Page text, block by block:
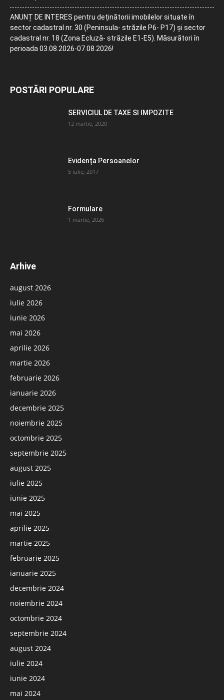
ANUNȚ DE INTERES pentru deținătorii imobilelor situate în
sector cadastral nr. 30 (Peninsula- străzile P6- P17) și sector
cadastral nr. 18 (Zona Ecluză- străzile E1-E5). Măsurători în
perioada 03.08.2026-07.08.2026!
POSTĂRI POPULARE
SERVICIUL DE TAXE SI IMPOZITE
12 martie, 2020
Evidența Persoanelor
5 iulie, 2017
Formulare
1 martie, 2026
Arhive
august 2026
iulie 2026
iunie 2026
mai 2026
aprilie 2026
martie 2026
februarie 2026
ianuarie 2026
decembrie 2025
noiembrie 2025
octombrie 2025
septembrie 2025
august 2025
iulie 2025
iunie 2025
mai 2025
aprilie 2025
martie 2025
februarie 2025
ianuarie 2025
decembrie 2024
noiembrie 2024
octombrie 2024
septembrie 2024
august 2024
iulie 2024
iunie 2024
mai 2024